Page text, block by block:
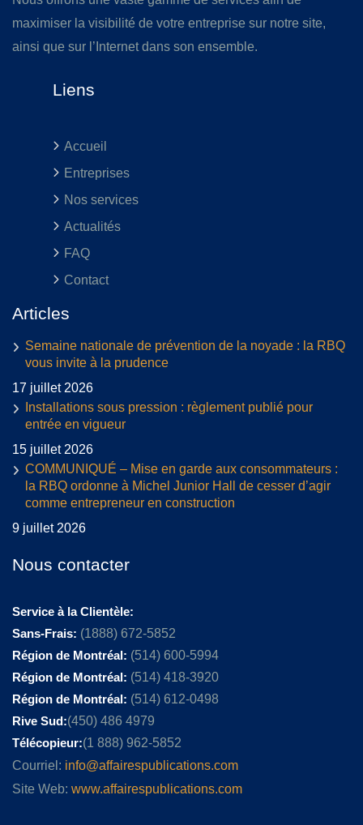
maximiser la visibilité de votre entreprise sur notre site,
ainsi que sur l’Internet dans son ensemble.
Liens
Accueil
Entreprises
Nos services
Actualités
FAQ
Contact
Articles
Semaine nationale de prévention de la noyade : la RBQ
vous invite à la prudence
17 juillet 2026
Installations sous pression : règlement publié pour
entrée en vigueur
15 juillet 2026
COMMUNIQUÉ – Mise en garde aux consommateurs :
la RBQ ordonne à Michel Junior Hall de cesser d’agir
comme entrepreneur en construction
9 juillet 2026
Nous contacter
Service à la Clientèle:
Sans-Frais: (1888) 672-5852
Région de Montréal: (514) 600-5994
Région de Montréal: (514) 418-3920
Région de Montréal: (514) 612-0498
Rive Sud:(450) 486 4979
Télécopieur:(1 888) 962-5852
Courriel: info@affairespublications.com
Site Web: www.affairespublications.com